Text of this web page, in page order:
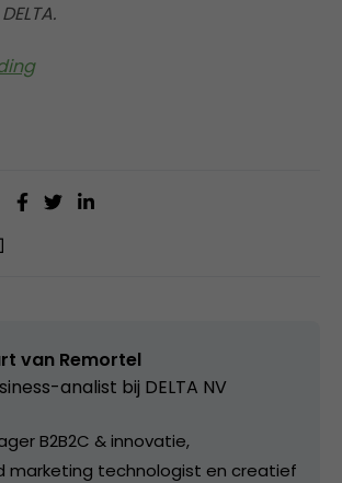
van Remortel
analist bij DELTA NV
B2B2C & innovatie,
marketing technologist en creatief